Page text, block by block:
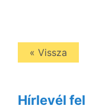
« Vissza
Hírlevél